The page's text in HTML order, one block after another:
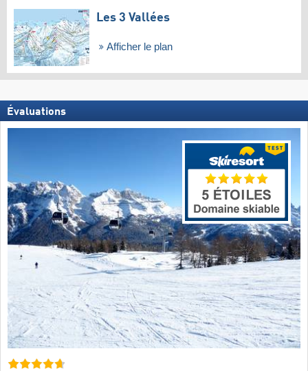
Les 3 Vallées
Afficher le plan
Évaluations